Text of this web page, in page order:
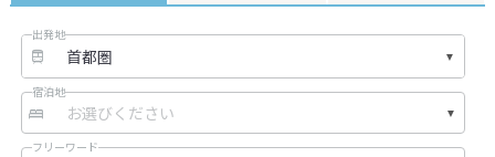
出発地
宿泊地
フリーワード